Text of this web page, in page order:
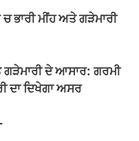
y
n
k
e
ਭਾਰੀ ਮੀਂਹ ਅਤੇ ਗੜੇਮਾਰੀ
ਦੇ ਆਸਾਰ: ਗਰਮੀ
ਦਾ ਦਿਖੇਗਾ ਅਸਰ